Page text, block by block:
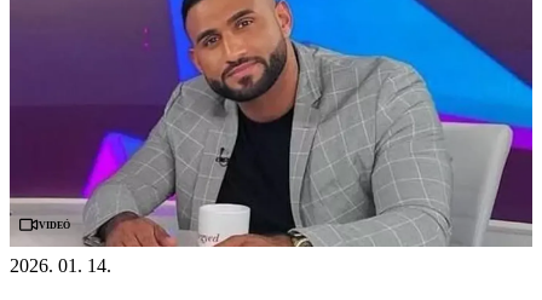
Videó
2026. 01. 14.